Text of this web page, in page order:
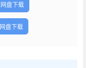
盘下载
盘下载